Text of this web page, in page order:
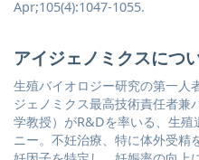
Apr;105(4):1047-1055.
アイジェノミクスにつ
生殖バイオロジー研究の第一人
ジェノミクス最高技術責任者兼
学教授）がR&Dを率いる、生
ニー。不妊治療、特に体外受精